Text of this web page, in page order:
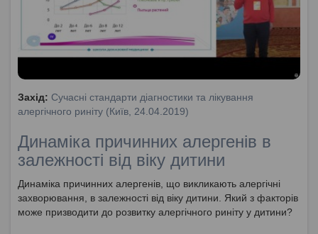
Захід: Сучасні стандарти діагностики та лікування
алергічного риніту (Київ, 24.04.2019)
Динаміка причинних алергенів в
залежності від віку дитини
Динаміка причинних алергенів, що викликають алергічні
захворювання, в залежності від віку дитини. Який з факторів
може призводити до розвитку алергічного риніту у дитини?